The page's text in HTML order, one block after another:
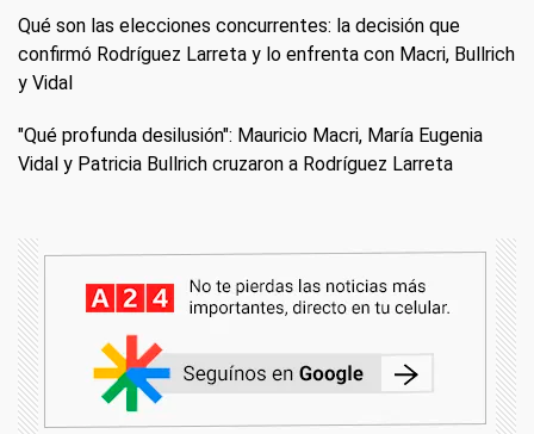
Qué son las elecciones concurrentes: la decisión que
confirmó Rodríguez Larreta y lo enfrenta con Macri, Bullrich
y Vidal
"Qué profunda desilusión": Mauricio Macri, María Eugenia
Vidal y Patricia Bullrich cruzaron a Rodríguez Larreta